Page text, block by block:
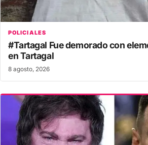
POLICIALES
#Tartagal Fue demorado con
en Tartagal
8 agosto, 2026